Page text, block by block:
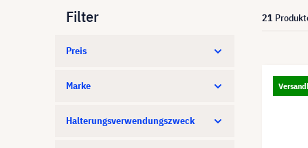
Filter
Preis
Marke
Halterungsverwendungszweck
21